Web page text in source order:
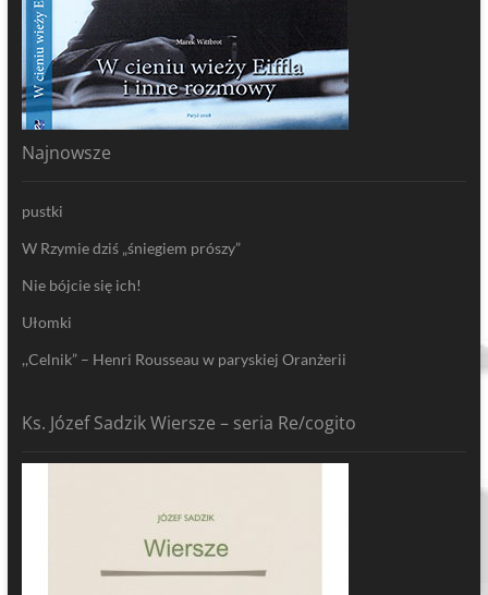
Najnowsze
pustki
W Rzymie dziś „śniegiem prószy”
Nie bójcie się ich!
Ułomki
,,Celnik” – Henri Rousseau w paryskiej Oranżerii
Ks. Józef Sadzik Wiersze – seria Re/cogito